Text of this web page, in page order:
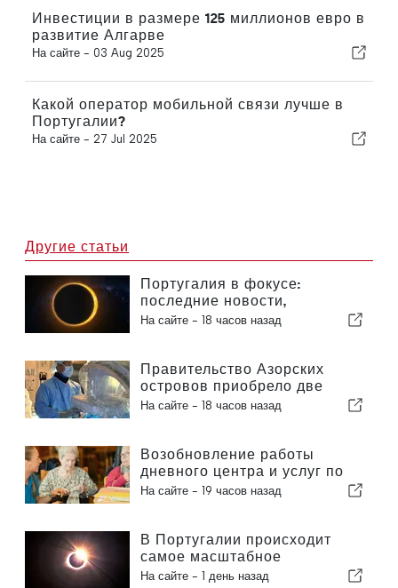
Инвестиции в размере 125 миллионов евро в
развитие Алгарве
На сайте - 03 Aug 2025
Какой оператор мобильной связи лучше в
Португалии?
На сайте - 27 Jul 2025
Другие статьи
Португалия в фокусе:
последние новости,
актуальные события из мира
заголовки
На сайте - 18 часов назад
Правительство Азорских
островов приобрело две
новые системы для
На сайте - 18 часов назад
Возобновление работы
дневного центра и услуг по
оказанию помощи на дому в
На сайте - 19 часов назад
В Португалии происходит
самое масштабное
солнечное затмение столетия
На сайте - 1 день назад